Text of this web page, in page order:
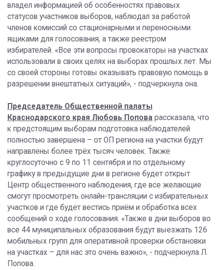
владел информацией об особенностях правовых
статусов участников выборов, наблюдал за работой
членов комиссий со стационарными и переносными
ящиками для голосования, а также реестром
избирателей. «Все эти вопросы провокаторы на участках
использовали в своих целях на выборах прошлых лет. Мы
со своей стороны готовы оказывать правовую помощь в
разрешении внештатных ситуаций», - подчеркнула она.
Председатель Общественной палаты
Краснодарского края Любовь Попова рассказала, что
к предстоящим выборам подготовка наблюдателей
полностью завершена – от ОП региона на участки будут
направлены более трёх тысяч человек. Также
круглосуточно с 9 по 11 сентября и по отдельному
графику в предыдущие дни в регионе будет открыт
Центр общественного наблюдения, где все желающие
смогут просмотреть онлайн-трансляции с избирательных
участков и где будет вестись приём и обработка всех
сообщений о ходе голосования. «Также в дни выборов во
все 44 муниципальных образования будут выезжать 126
мобильных групп для оперативной проверки обстановки
на участках – для нас это очень важно», - подчеркнула Л.
Попова.